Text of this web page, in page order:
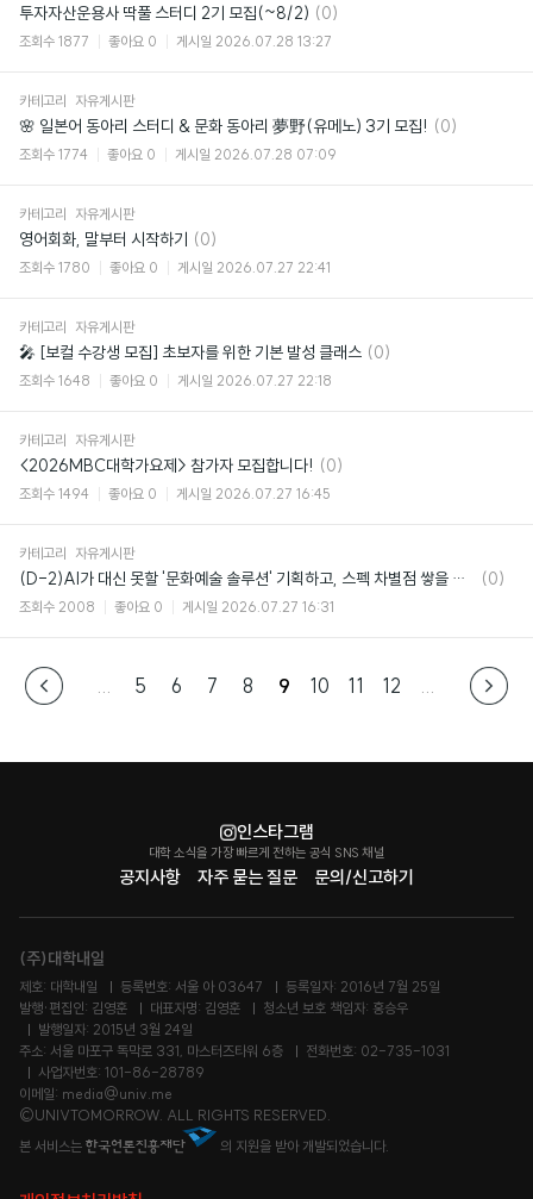
투자자산운용사 딱풀 스터디 2기 모집(~8/2) 댓
글
(0)
조회수 1877 좋아요 0 게시일 2026.07.28 13:27
카테고리 자유게시판
🌸 일본어 동아리 스터디 & 문화 동아리 夢野(유메노) 3기 모집! 댓
(0)
조회수 1774 좋아요 0 게시일 2026.07.28 07:09
카테고리 자유게시판
영어회화, 말부터 시작하기
댓
글
(0)
조회수 1780 좋아요 0 게시일 2026.07.27 22:41
카테고리 자유게시판
🎤 [보컬 수강생 모집] 초보자를 위한 기본 발성 클래스 댓
(0)
조회수 1648 좋아요 0 게시일 2026.07.27 22:18
카테고리 자유게시판
<2026MBC대학가요제> 참가자 모집합니다! 댓
글
(0)
조회수 1494 좋아요 0 게시일 2026.07.27 16:45
카테고리 자유게시판
(D-2)AI가 대신 못할 '문화예술 솔루션' 기획하고, 스펙 차별점 쌓을 사람 주목!🔥
댓
(0)
조회수 2008 좋아요 0 게시일 2026.07.27 16:31
5 6 7 8 9 10 11 12
공지사항 자주 묻는 질문 문의/신고하기
인스타그램
대학 소식을 가장 빠르게 전하는 공식 SNS 채널
(주)대학내일
제호: 대학내일 등록번호: 서울 아 03647
등록일자: 2016년 7월 25일
발행·편집인: 김영훈
대표자명: 김영훈
청소년 보호 책임자: 홍승우
발행일자: 2015년 3월 24일
주소: 서울 마포구 독막로 331, 마스터즈타워 6층
전화번호: 02-735-1031
사업자번호: 101-86-28789
이메일: media@univ.me
©UNIVTOMORROW. ALL RIGHTS RESERVED.
본 서비스는
의 지원을 받아 개발되었습니다.